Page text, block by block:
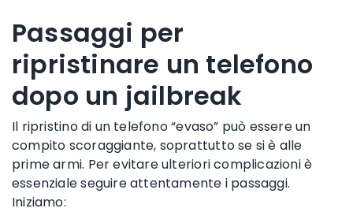
Passaggi per
ripristinare un telefono
dopo un jailbreak
Il ripristino di un telefono “evaso” può essere un
compito scoraggiante, soprattutto se si è alle
prime armi. Per evitare ulteriori complicazioni è
essenziale seguire attentamente i passaggi.
Iniziamo: